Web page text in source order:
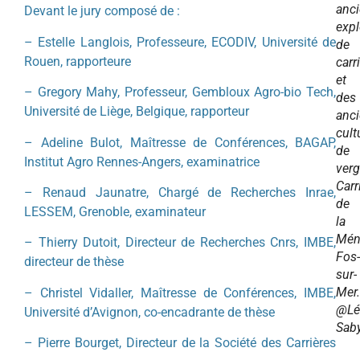
Devant le jury composé de :
– Estelle Langlois, Professeure, ECODIV, Université de
Rouen, rapporteure
– Gregory Mahy, Professeur, Gembloux Agro-bio Tech,
Université de Liège, Belgique, rapporteur
– Adeline Bulot, Maîtresse de Conférences, BAGAP,
Institut Agro Rennes-Angers, examinatrice
– Renaud Jaunatre, Chargé de Recherches Inrae,
LESSEM, Grenoble, examinateur
– Thierry Dutoit, Directeur de Recherches Cnrs, IMBE,
directeur de thèse
– Christel Vidaller, Maîtresse de Conférences, IMBE,
Université d’Avignon, co-encadrante de thèse
– Pierre Bourget, Directeur de la Société des Carrières
de
et
des
de
de
la
Fos-
sur-
Mer.